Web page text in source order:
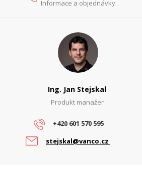
0.002
(mm)
2.8
Informace a objednávky
Ing. Jan Stejskal
Produkt manažer
+420 601 570 595
stejskal@vanco.cz